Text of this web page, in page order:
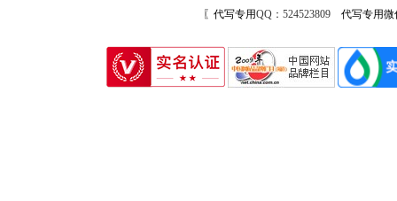
〖代写专用QQ：524523809代写专用微